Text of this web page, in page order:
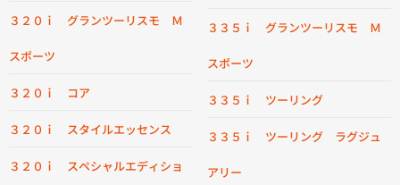
３２０ｉ グランツーリスモ Ｍ
スポーツ
３２０ｉ コア
３２０ｉ スタイルエッセンス
３２０ｉ スペシャルエディショ
３３５ｉ グランツーリスモ Ｍ
スポーツ
３３５ｉ ツーリング
３３５ｉ ツーリング ラグジュ
アリー